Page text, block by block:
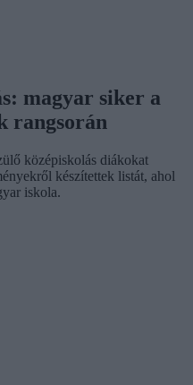
magyar siker a
rangsorán
középiskolás diákokat
készítettek listát, ahol
iskola.